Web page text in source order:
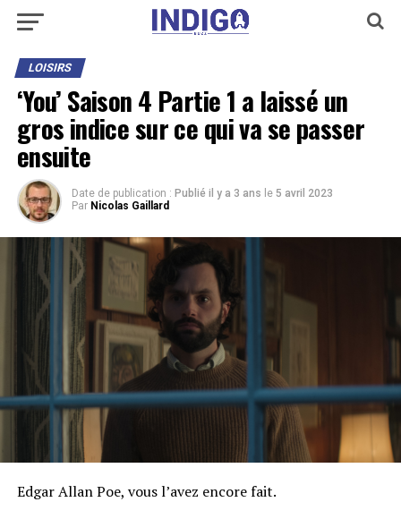
LOISIRS
‘You’ Saison 4 Partie 1 a laissé un
gros indice sur ce qui va se passer
ensuite
Date de publication : Publié il y a 3 ans le 5 avril 2023
Par Nicolas Gaillard
Edgar Allan Poe, vous l’avez encore fait.